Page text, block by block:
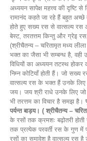
अध्ययन सापेक्ष महत्त्व की दृष्टि
रामानंद कहते जा रहे हैं बहुत अच्छे
होते हुए सख्य रस से वात्सल्य रस
बेस्ट, तरतत्तम किन्तु और ग्रेइ
(श्रीचैतन्य – चरितामृत मध्य
भक्त का जैसा भी सम्बन्ध है, वही
विधियों का अध्ययन तटस्थ
निम्न कोटियाँ होती हैं। जो
वात्सल्य रस के भक्त हैं उनके लिए
जय। जय श्री राधे उनके लिए जो
भी तरत्तम का विचार है समझ है।
पर्यन्त बाड़य। ( श्रीचैतन्य –
के रसों तक क्रमशः बढ़ोतरी
तक प्रत्येक परवर्ती रस के गुण में
रसों का समावेश है वात्सल्य रस